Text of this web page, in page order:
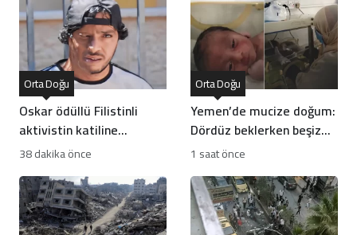
Oskar ödüllü Filistinli
aktivistin katiline
hafifletilmiş suçlama
Orta Doğu
38 dakika önce
Yemen’de mucize doğum:
Dördüz beklerken beşiz
bebek dünyaya geldi
Orta Doğu
1 saat önce